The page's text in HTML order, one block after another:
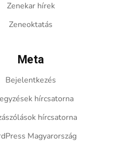
Zenekar hírek
Zeneoktatás
Meta
Bejelentkezés
hírcsatorna
hírcsatorna
Magyarország